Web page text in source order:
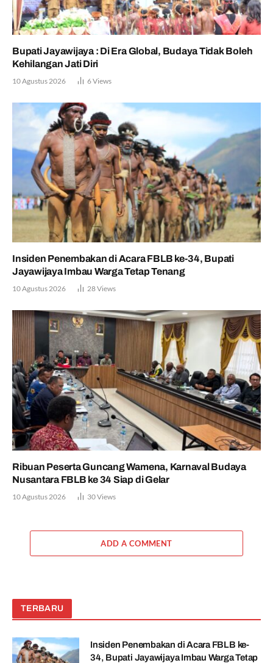
Bupati Jayawijaya : Di Era Global, Budaya Tidak Boleh
Kehilangan Jati Diri
10 Agustus 2026 6Views
Insiden Penembakan di Acara FBLB ke-34, Bupati
Jayawijaya Imbau Warga Tetap Tenang
10 Agustus 2026 28Views
Ribuan Peserta Guncang Wamena, Karnaval Budaya
Nusantara FBLB ke 34 Siap di Gelar
10 Agustus 2026 30Views
ADD A COMMENT
TERBARU
Insiden Penembakan di Acara FBLB ke-
34, Bupati Jayawijaya Imbau Warga Tetap